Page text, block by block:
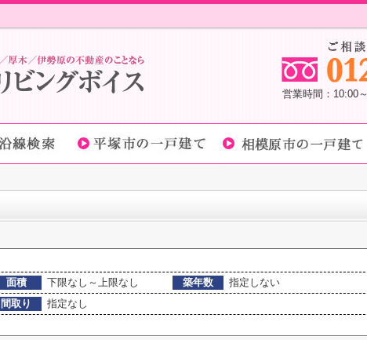
営業時間：10:00
面積 下限なし～上限なし 築年数
指定しない
間取り
指定なし